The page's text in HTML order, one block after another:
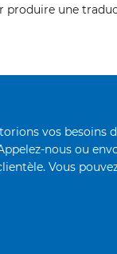
une
vos
nous ou
Vous